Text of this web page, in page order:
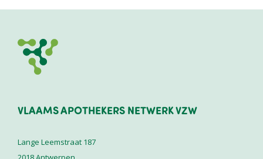
VLAAMS APOTHEKERS NETWERK VZW
Lange Leemstraat 187